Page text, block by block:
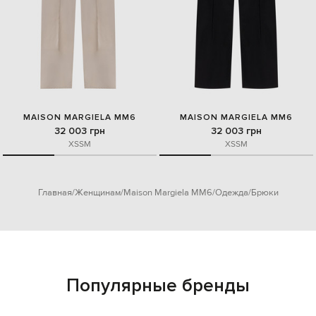
MAISON MARGIELA MM6
32 003 грн
XSSM
MAISON MARGIELA MM6
32 003 грн
XSSM
Главная Женщинам Maison Margiela MM6 Одежда Брюки
Популярные бренды